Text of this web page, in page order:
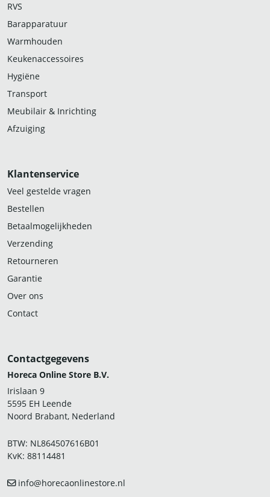
RVS
Barapparatuur
Warmhouden
Keukenaccessoires
Hygiëne
Transport
Meubilair & Inrichting
Afzuiging
Klantenservice
Veel gestelde vragen
Bestellen
Betaalmogelijkheden
Verzending
Retourneren
Garantie
Over ons
Contact
Contactgegevens
Horeca Online Store B.V.
Irislaan 9
5595 EH Leende
Noord Brabant, Nederland
BTW: NL864507616B01
KvK: 88114481
info@horecaonlinestore.nl